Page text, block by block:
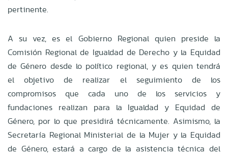
pertinente.
A su vez, es el Gobierno Regional quien preside la
Comisión Regional de Igualdad de Derecho y la Equidad
de Género desde lo político regional, y es quien tendrá
el objetivo de realizar el seguimiento de los
compromisos que cada uno de los servicios y
fundaciones realizan para la Igualdad y Equidad de
Género, por lo que presidirá técnicamente. Asimismo, la
Secretaría Regional Ministerial de la Mujer y la Equidad
de Género, estará a cargo de la asistencia técnica del